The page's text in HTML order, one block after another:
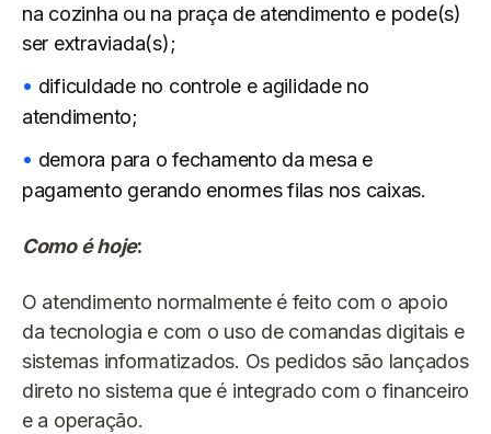
na cozinha ou na praça de atendimento e pode(s)
ser extraviada(s);
dificuldade no controle e agilidade no
atendimento;
demora para o fechamento da mesa e
pagamento gerando enormes filas nos caixas.
Como é hoje:
O atendimento normalmente é feito com o apoio
da tecnologia e com o uso de comandas digitais e
sistemas informatizados. Os pedidos são lançados
direto no sistema que é integrado com o financeiro
e a operação.